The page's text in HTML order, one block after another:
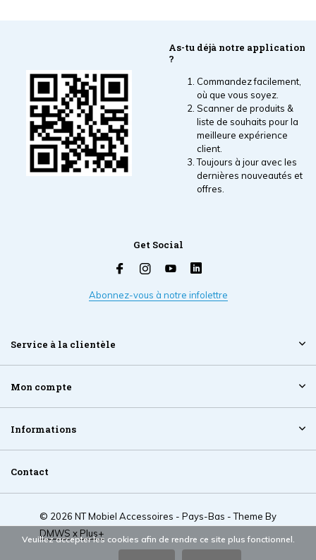
As-tu déjà notre application
?
Commandez facilement,
où que vous soyez.
Scanner de produits &
liste de souhaits pour la
meilleure expérience
client.
Toujours à jour avec les
dernières nouveautés et
offres.
Get Social
Abonnez-vous à notre infolettre
Service à la clientèle
Mon compte
Informations
Contact
© 2026 NT Mobiel Accessoires - Pays-Bas - Theme By
DMWS x Plus+
Veuillez accepter les cookies afin de rendre ce site plus fonctionnel.